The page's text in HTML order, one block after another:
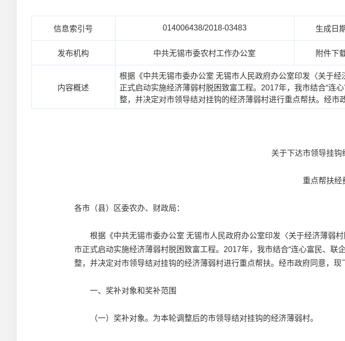
信息索引号 014006438/2018-03483 生成日
发布机构 中共无锡市委农村工作办公室 附件下
内容概述
根据《中共无锡市委办公室 无锡市人民政府办公室印发〈关于
正式启动实施经济薄弱村脱困致富工程。2017年，我市结合“连
整，并决定对市领导结对挂钩的经济薄弱村进行重点帮扶。经
关于下达市领导挂钩
重点帮扶经
各市（县）区委农办、财政局：
根据《中共无锡市委办公室 无锡市人民政府办公室印发〈关于经济薄弱
市正式启动实施经济薄弱村脱困致富工程。2017年，我市结合“连心富民、联
整，并决定对市领导结对挂钩的经济薄弱村进行重点帮扶。经市政府同意，
一、奖补对象和奖补范围
（一）奖补对象。为本轮调整后的市领导结对挂钩的经济薄弱村。